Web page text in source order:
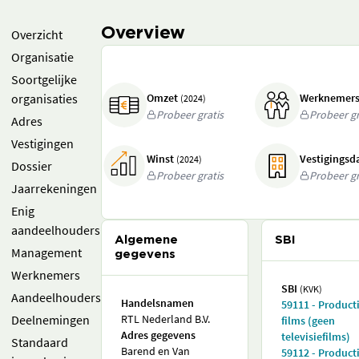
Overzicht
Organisatie
Soortgelijke
organisaties
Adres
Vestigingen
Dossier
Jaarrekeningen
Enig
aandeelhouders
Management
Werknemers
Aandeelhouders
Deelnemingen
Standaard
Overview
Omzet (2024)
Probeer gratis
Probeer
Winst (2024)
Probeer gratis
Probeer
Algemene
gegevens
Handelsnamen
RTL Nederland B.V.
Adres gegevens
Barend en Van
SBI
SBI (KVK)
59111 -
films (geen
televisiefilms)
59112 -